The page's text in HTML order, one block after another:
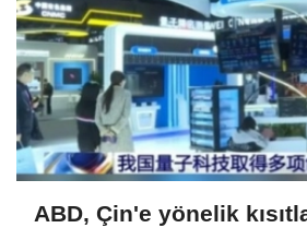
ABD, Çin'e yönelik